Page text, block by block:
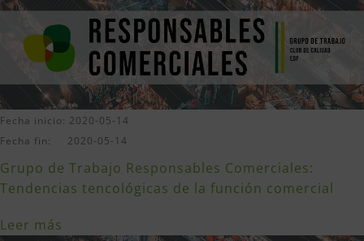
Fecha inicio: 2020-05-14
Fecha fin: 2020-05-14
Grupo de Trabajo Responsables Comerciales:
Tendencias tencológicas de la función comercial
Leer más